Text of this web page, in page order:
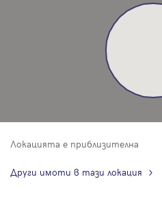
Локацията е приблизителна
Други имоти в тази локация